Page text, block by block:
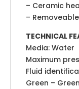
– Ceramic
–
TECHNICAL
Media: Water
Maximum
Fluid
Green –